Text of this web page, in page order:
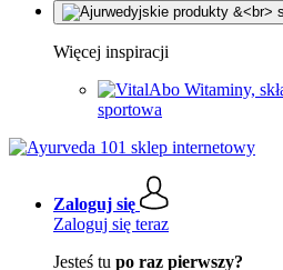
Więcej inspiracji
Witaminy,
sportowa
Zaloguj się
Zaloguj się teraz
Jesteś tu po raz pierwszy?